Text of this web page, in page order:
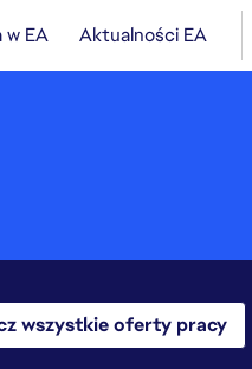
w EA Aktualności EA
wszystkie oferty pracy